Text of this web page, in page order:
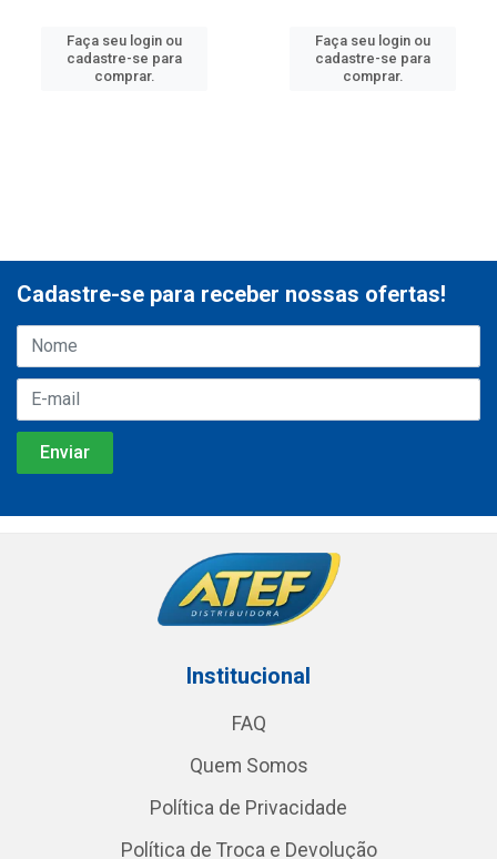
Faça seu login ou
cadastre-se para
comprar.
Faça seu login ou
cadastre-se para
comprar.
Cadastre-se para receber nossas ofertas!
Institucional
FAQ
Quem Somos
Política de Privacidade
Política de Troca e Devolução